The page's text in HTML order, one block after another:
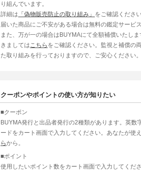
り組んでいます。
詳細は 「偽物販売防止の取り組み」 をご確認ください
届いた商品にご不安がある場合は無料の鑑定サービ
また、万が一の場合はBUYMAにて全額補償いたし
きましては こちら をご確認ください。監視と補償の
た取り組みを行っておりますので、ご安心ください。
クーポンやポイントの使い方が知りたい
■クーポン
BUYMA発行と出品者発行の2種類があります。英数
ードをカート画面で入力してください。あなたが使
らから。
■ポイント
使用したいポイント数をカート画面で入力してくだ